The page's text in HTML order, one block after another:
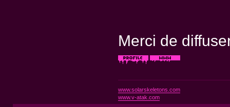
Merci de
www.solarskeletons.com
www.v-atak.com